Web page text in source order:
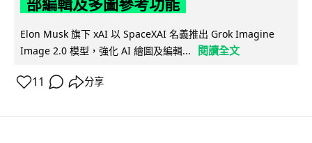
部編輯及多圖參考功能
Elon Musk 旗下 xAI 以 SpaceXAI 名義推出 Grok Imagine
Image 2.0 模型，強化 AI 繪圖及編輯...
閱讀全文
11 分享